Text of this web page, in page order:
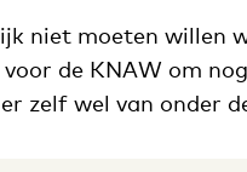
niet moeten willen
de KNAW om
zelf wel van onder